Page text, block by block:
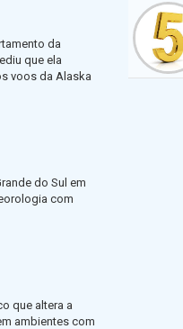
da
que ela
voos da Alaska
do Sul em
com
que altera a
ambientes com